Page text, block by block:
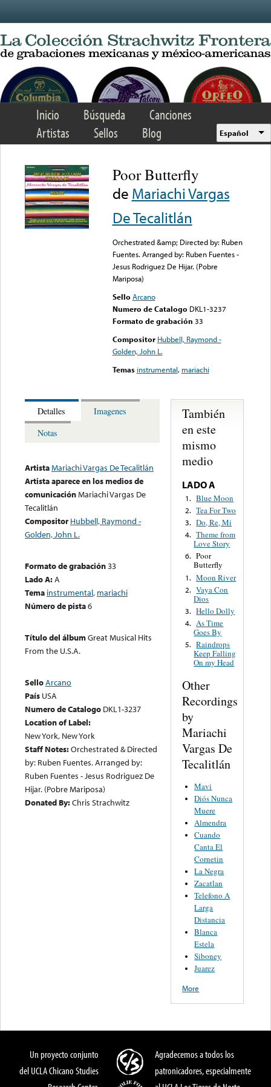
Inicio Búsqueda
Canciones
Artistas
Sellos Blog Español
Poor Butterfly
de Mariachi Vargas
De Tecalitlán
Orchestrated &amp; Directed by: Ruben
Fuentes. Arranged by: Ruben Fuentes -
Jesus Rodriguez De Hijar. (Pobre
Mariposa)
Sello Arcano
Numero de Catalogo DKL1-3237
Formato de grabación 33
Compositor Hubbell, Raymond -
Golden, John L.
Temas instrumental, mariachi
Detalles
Imagenes
Notas
ArtistaMariachi Vargas De Tecalitlán
Artista aparece en los medios de
comunicaciónMariachi Vargas De
Tecalitlán
Compositor Hubbell, Raymond -
Golden, John L.
Formato de grabación33
Lado A:A
Tema instrumental, mariachi
Número de pista6
Título del álbumGreat Musical Hits
From the U.S.A.
SelloArcano
País USA
Numero de Catalogo DKL1-3237
Location of Label:
New York, New York
Staff Notes:Orchestrated & Directed
by: Ruben Fuentes. Arranged by:
Ruben Fuentes - Jesus Rodriguez De
Hijar. (Pobre Mariposa)
Donated By:Chris Strachwitz
También
en este
mismo
medio
LADO A
1. Blue Moon
2. Tea For Two
3. Do, Re, Mi
4. Theme from
Love Story
6. Poor
Butterfly
1. Moon River
2. Vaya Con
Dios
3. Hello Dolly
4. As Time
Goes By
5. Raindrops
Keep Falling
On my Head
Other
Recordings
by
Mariachi
Vargas De
Tecalitlán
Mavi
Diós Nunca
Muere
Almendra
Cuando
Canta El
Cornetin
La Negra
Zacatlan
Telefono A
Larga
Distancia
Blanca
Estela
Siboney
Juarez
More
Un proyecto conjunto
del UCLA Chicano Studies
Agradecemos a todos los
patronicadores, especialmente